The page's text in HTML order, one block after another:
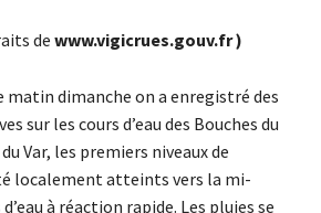
dewww.vigicrues.gouv.fr )
matin dimanche on a enregistré des
sur les cours d’eau des Bouches du
Var, les premiers niveaux de
localement atteints vers la mi-
à réaction rapide. Les pluies se